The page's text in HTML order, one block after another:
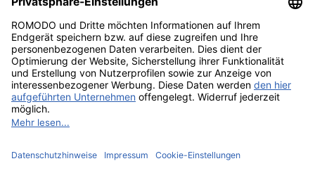
Schnelle Lieferzeiten
Käuferschutz
Datenschutz
SSL-Verschlüsselung